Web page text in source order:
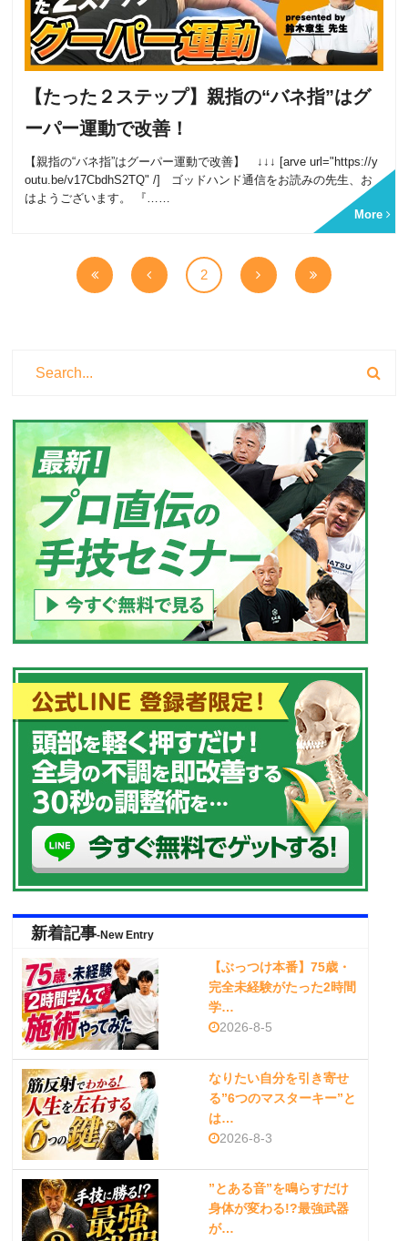
【たった２ステップ】親指の“バネ指”はグ
ーパー運動で改善！
【親指の“バネ指”はグーパー運動で改善】 ↓↓↓ [arve url="https://y
outu.be/v17CbdhS2TQ" /] ゴッドハンド通信をお読みの先生、お
はようございます。 『……
More
2
新着記事-New Entry
【ぶっつけ本番】75歳・
完全未経験がたった2時間
学…
2026-8-5
なりたい自分を引き寄せ
る”6つのマスターキー”と
は…
2026-8-3
”とある音”を鳴らすだけ
身体が変わる!?最強武器
が…